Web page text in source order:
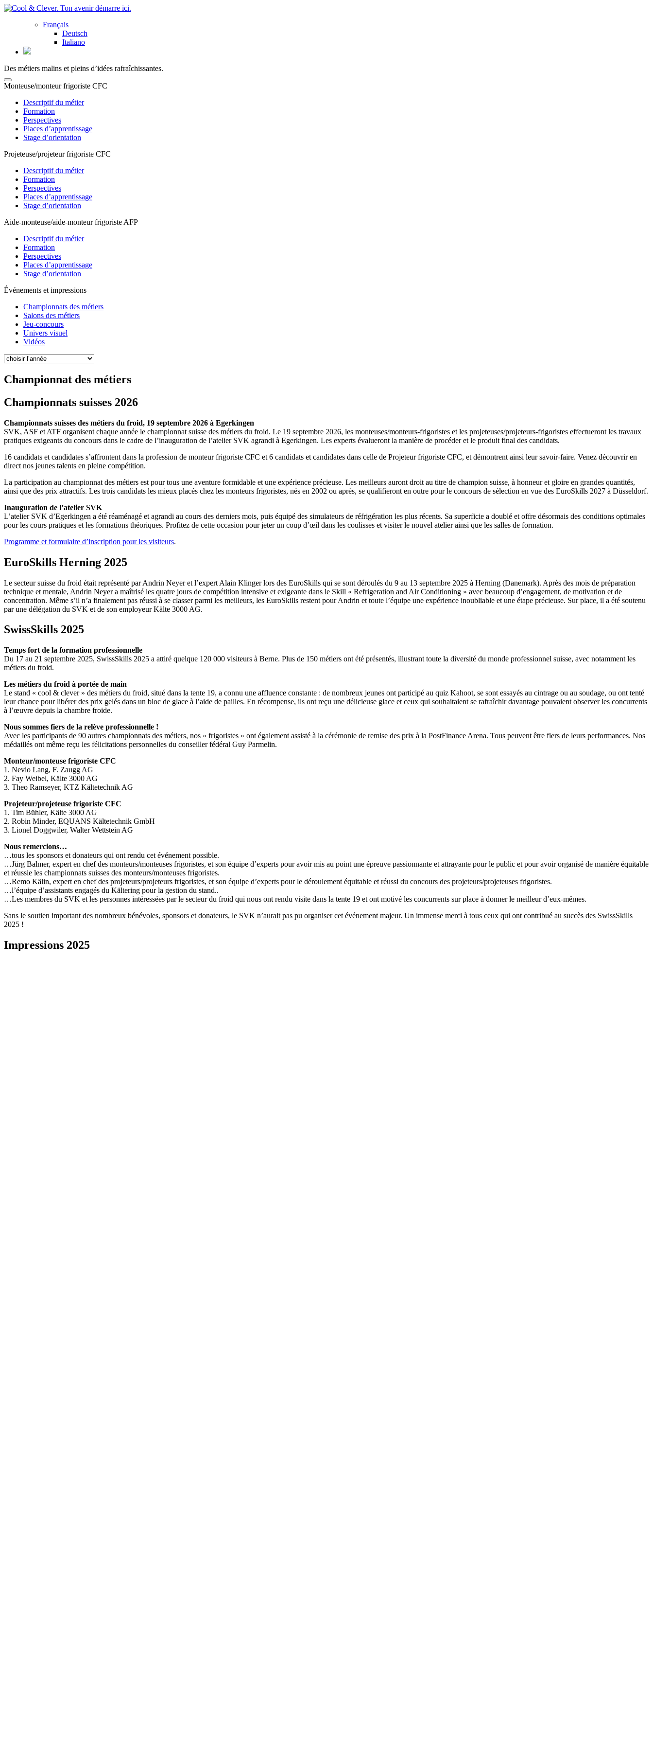
Français
Deutsch
Italiano
Des métiers malins et pleins d’idées rafraîchissantes.
Monteuse/monteur frigoriste CFC
Descriptif du métier
Formation
Perspectives
Places d’apprentissage
Stage d’orientation
Projeteuse/projeteur frigoriste CFC
Descriptif du métier
Formation
Perspectives
Places d’apprentissage
Stage d’orientation
Aide-monteuse/aide-monteur frigoriste AFP
Descriptif du métier
Formation
Perspectives
Places d’apprentissage
Stage d’orientation
Événements et impressions
Championnats des métiers
Salons des métiers
Jeu-concours
Univers visuel
Vidéos
Championnat des métiers
Championnats suisses 2026
Championnats suisses des métiers du froid, 19 septembre 2026 à Egerkingen
SVK, ASF et ATF organisent chaque année le championnat suisse des métiers du froid. Le 19 septembre 2026, les monteuses/monteurs-frigoristes et les projeteuses/projeteurs-frigoristes effectueront les travaux
pratiques exigeants du concours dans le cadre de l’inauguration de l’atelier SVK agrandi à Egerkingen. Les experts évalueront la manière de procéder et le produit final des candidats.
16 candidats et candidates s’affrontent dans la profession de monteur frigoriste CFC et 6 candidats et candidates dans celle de Projeteur frigoriste CFC, et démontrent ainsi leur savoir-faire. Venez découvrir en
direct nos jeunes talents en pleine compétition.
La participation au championnat des métiers est pour tous une aventure formidable et une expérience précieuse. Les meilleurs auront droit au titre de champion suisse, à honneur et gloire en grandes quantités,
ainsi que des prix attractifs. Les trois candidats les mieux placés chez les monteurs frigoristes, nés en 2002 ou après, se qualifieront en outre pour le concours de sélection en vue des EuroSkills 2027 à Düsseldorf.
Inauguration de l’atelier SVK
L’atelier SVK d’Egerkingen a été réaménagé et agrandi au cours des derniers mois, puis équipé des simulateurs de réfrigération les plus récents. Sa superficie a doublé et offre désormais des conditions optimales
pour les cours pratiques et les formations théoriques. Profitez de cette occasion pour jeter un coup d’œil dans les coulisses et visiter le nouvel atelier ainsi que les salles de formation.
Programme et formulaire d’inscription pour les visiteurs.
EuroSkills Herning 2025
Le secteur suisse du froid était représenté par Andrin Neyer et l’expert Alain Klinger lors des EuroSkills qui se sont déroulés du 9 au 13 septembre 2025 à Herning (Danemark). Après des mois de préparation
technique et mentale, Andrin Neyer a maîtrisé les quatre jours de compétition intensive et exigeante dans le Skill « Refrigeration and Air Conditioning » avec beaucoup d’engagement, de motivation et de
concentration. Même s’il n’a finalement pas réussi à se classer parmi les meilleurs, les EuroSkills restent pour Andrin et toute l’équipe une expérience inoubliable et une étape précieuse. Sur place, il a été soutenu
par une délégation du SVK et de son employeur Kälte 3000 AG.
SwissSkills 2025
Temps fort de la formation professionnelle
Du 17 au 21 septembre 2025, SwissSkills 2025 a attiré quelque 120 000 visiteurs à Berne. Plus de 150 métiers ont été présentés, illustrant toute la diversité du monde professionnel suisse, avec notamment les
métiers du froid.
Les métiers du froid à portée de main
Le stand « cool & clever » des métiers du froid, situé dans la tente 19, a connu une affluence constante : de nombreux jeunes ont participé au quiz Kahoot, se sont essayés au cintrage ou au soudage, ou ont tenté
leur chance pour libérer des prix gelés dans un bloc de glace à l’aide de pailles. En récompense, ils ont reçu une délicieuse glace et ceux qui souhaitaient se rafraîchir davantage pouvaient observer les concurrents
à l’œuvre depuis la chambre froide.
Nous sommes fiers de la relève professionnelle !
Avec les participants de 90 autres championnats des métiers, nos « frigoristes » ont également assisté à la cérémonie de remise des prix à la PostFinance Arena. Tous peuvent être fiers de leurs performances. Nos
médaillés ont même reçu les félicitations personnelles du conseiller fédéral Guy Parmelin.
Monteur/monteuse frigoriste CFC
1. Nevio Lang, F. Zaugg AG
2. Fay Weibel, Kälte 3000 AG
3. Theo Ramseyer, KTZ Kältetechnik AG
Projeteur/projeteuse frigoriste CFC
1. Tim Bühler, Kälte 3000 AG
2. Robin Minder, EQUANS Kältetechnik GmbH
3. Lionel Doggwiler, Walter Wettstein AG
Nous remercions…
…tous les sponsors et donateurs qui ont rendu cet événement possible.
…Jürg Balmer, expert en chef des monteurs/monteuses frigoristes, et son équipe d’experts pour avoir mis au point une épreuve passionnante et attrayante pour le public et pour avoir organisé de manière équitable
et réussie les championnats suisses des monteurs/monteuses frigoristes.
…Remo Kälin, expert en chef des projeteurs/projeteurs frigoristes, et son équipe d’experts pour le déroulement équitable et réussi du concours des projeteurs/projeteuses frigoristes.
…l’équipe d’assistants engagés du Kältering pour la gestion du stand..
…Les membres du SVK et les personnes intéressées par le secteur du froid qui nous ont rendu visite dans la tente 19 et ont motivé les concurrents sur place à donner le meilleur d’eux-mêmes.
Sans le soutien important des nombreux bénévoles, sponsors et donateurs, le SVK n’aurait pas pu organiser cet événement majeur. Un immense merci à tous ceux qui ont contribué au succès des SwissSkills
2025 !
Impressions 2025